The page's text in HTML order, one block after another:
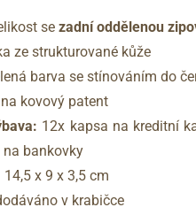
se zadní oddělenou
ze strukturované kůže
barva se stínováním do
kovový patent
12x kapsa na kreditní
bankovky
14,5 x 9 x 3,5 cm
v krabičce